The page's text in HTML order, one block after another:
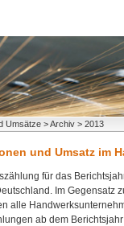
Umsätze > Archiv > 2013
und Umsatz im
für das
Im Gegensatz
alle
ab dem